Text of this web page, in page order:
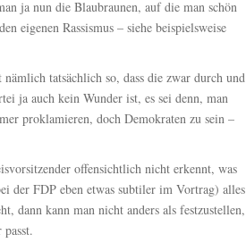
ja nun die Blaubraunen, auf die man schön
eigenen Rassismus – siehe beispielsweise
tatsächlich so, dass die zwar durch und
ja auch kein Wunder ist, es sei denn, man
proklamieren, doch Demokraten zu sein –
offensichtlich nicht erkennt, was
der FDP eben etwas subtiler im Vortrag) alles
dann kann man nicht anders als festzustellen,